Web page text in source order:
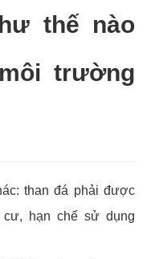
thế nào
trường
than đá phải được
hạn chế sử dụng